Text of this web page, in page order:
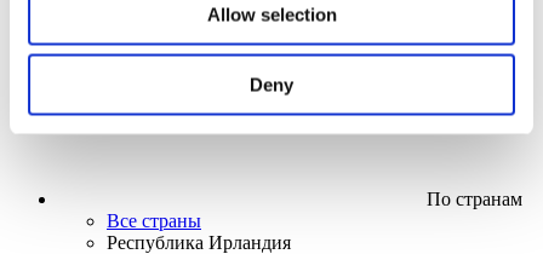
Allow selection
Deny
По странам
Все страны
Республика Ирландия